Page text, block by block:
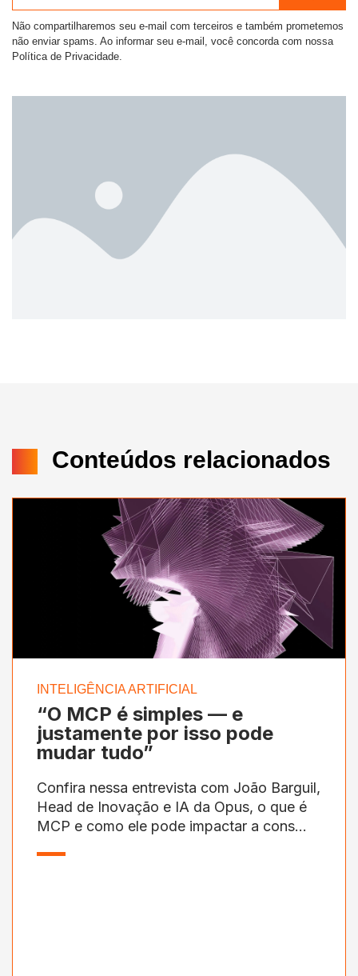
Não compartilharemos seu e-mail com terceiros e também prometemos
não enviar spams. Ao informar seu e-mail, você concorda com nossa
Política de Privacidade.
Conteúdos relacionados
INTELIGÊNCIA ARTIFICIAL
“O MCP é simples — e
justamente por isso pode
mudar tudo”
Confira nessa entrevista com João Barguil,
Head de Inovação e IA da Opus, o que é
MCP e como ele pode impactar a cons...